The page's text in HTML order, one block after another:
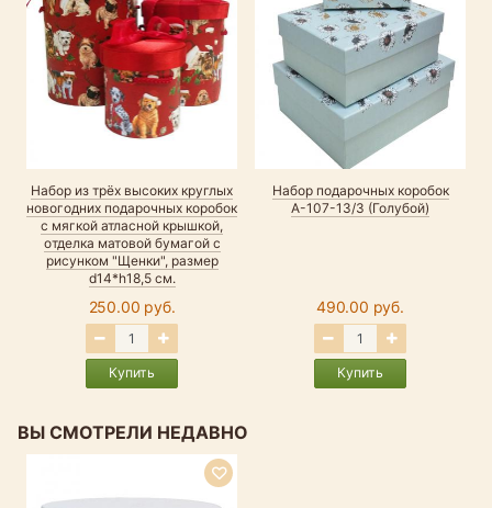
Набор из трёх высоких круглых
новогодних подарочных коробок
с мягкой атласной крышкой,
отделка матовой бумагой с
рисунком "Щенки", размер
d14*h18,5 см.
250.00 руб.
Купить
Набор подарочных коробок
А-107-13/3 (Голубой)
490.00 руб.
Купить
ВЫ СМОТРЕЛИ НЕДАВНО